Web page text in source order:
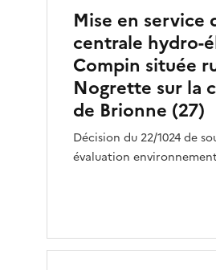
Mise en service
centrale hydro-
Compin située
Nogrette sur la
de Brionne (27)
Décision du 22/1024 de
évaluation